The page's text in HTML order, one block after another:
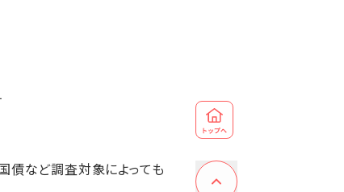
債など調査対象によっても